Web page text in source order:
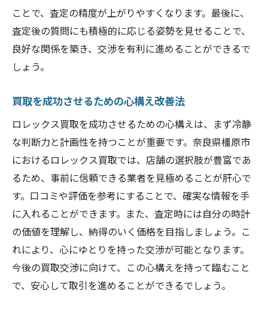
ことで、査定の精度が上がりやすくなります。最後に、
査定後の質問にも積極的に応じる姿勢を見せることで、
良好な関係を築き、交渉を有利に進めることができるで
しょう。
買取を成功させるための心構え改善法
ロレックス買取を成功させるための心構えは、まず冷静
な判断力と計画性を持つことが重要です。奈良県橿原市
におけるロレックス買取では、店舗の選択肢が豊富であ
るため、事前に信頼できる業者を見極めることが肝心で
す。口コミや評価を参考にすることで、確実な情報を手
に入れることができます。また、査定時には自分の時計
の価値を理解し、納得のいく価格を目指しましょう。こ
れにより、心にゆとりを持った交渉が可能となります。
今後の買取交渉に向けて、この心構えを持って臨むこと
で、安心して取引を進めることができるでしょう。